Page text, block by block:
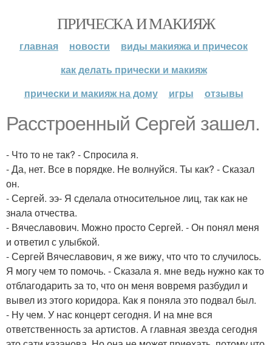
ПРИЧЕСКА И МАКИЯЖ
главная новости
виды макияжа и причесок
как делать прически и макияж
прически и макияж на дому
игры отзывы
Расстроенный Сергей зашел.
- Что то не так? - Спросила я.
- Да, нет. Все в порядке. Не волнуйся. Ты как? - Сказал
он.
- Сергей. ээ- Я сделала относительное лиц, так как не
знала отчества.
- Вячеславович. Можно просто Сергей. - Он понял меня
и ответил с улыбкой.
- Сергей Вячеславович, я же вижу, что что то случилось.
Я могу чем то помочь. - Сказала я. мне ведь нужно как то
отблагодарить за то, что он меня вовремя разбудил и
вывел из этого коридора. Как я поняла это подвал был.
- Ну чем. У нас концерт сегодня. И на мне вся
ответственность за артистов. А главная звезда сегодня